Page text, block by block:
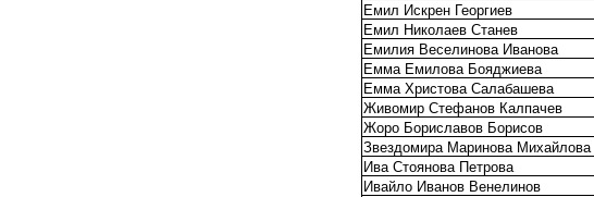
Емил Искрен Георгиев
Емил Николаев Станев
Емилия Веселинова Иванова
Емма Емилова Бояджиева
Емма Христова Салабашева
Живомир Стефанов Калпачев
Жоро Бориславов Борисов
Звездомира Маринова Михайлова
Ива Стоянова Петрова
Ивайло Иванов Венелинов